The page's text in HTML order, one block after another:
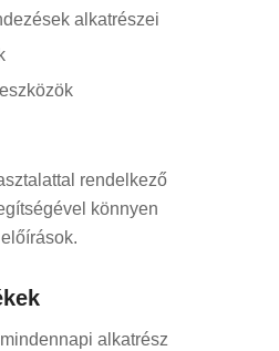
alkatrészei
rendelkező
könnyen
alkatrész